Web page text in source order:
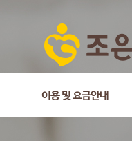
이용 및 요금안내